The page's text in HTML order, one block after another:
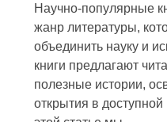
Научно-популярные
жанр литературы,
объединить науку и
книги предлагают
полезные истории,
открытия в